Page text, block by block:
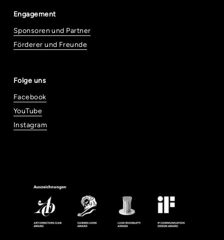
Engagement
Sponsoren und Partner
Förderer und Freunde
Folge uns
Facebook
YouTube
Instagram